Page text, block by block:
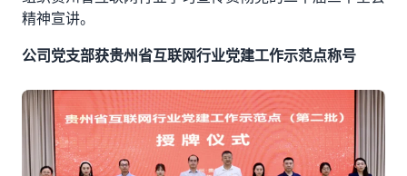
精神宣讲。
公司党支部获贵州省互联网行业党建工作示范点称号